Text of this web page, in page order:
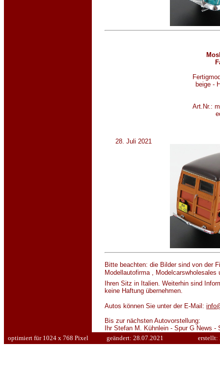
28. Juli 2021
beige -
Art.Nr.:
Bitte beachten: die Bilder sind von der
Modellautofirma , Modelcarswholesales
Ihren Sitz in Italien. Weiterhin sind
keine Haftung übernehmen.
Autos können Sie unter der E-Mail:
Bis zur nächsten Autovorstellung:
Ihr Stefan M. Kühnlein - Spur G News -
optimiert für 1024 x 768 Pixel
geändert: 28.07.2021 erstellt: